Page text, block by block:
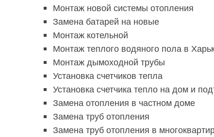
Монтаж новой системы отопления
Замена батарей на новые
Монтаж котельной
Монтаж теплого водяного пола в
Монтаж дымоходной трубы
Установка счетчиков тепла
Установка счетчика тепло на дом и
Замена отопления в частном доме
Замена труб отопления
Замена труб отопления в